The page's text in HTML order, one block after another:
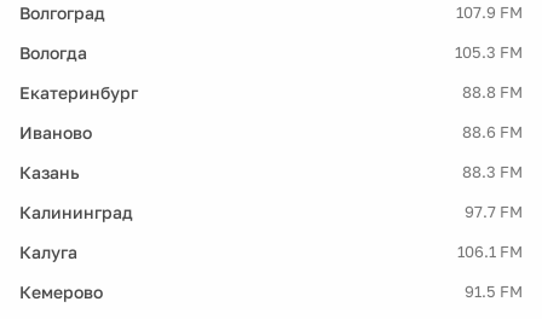
Волгоград 107.9 FM
Вологда 105.3 FM
Екатеринбург 88.8 FM
Иваново 88.6 FM
Казань 88.3 FM
Калининград 97.7 FM
Калуга 106.1 FM
Кемерово 91.5 FM